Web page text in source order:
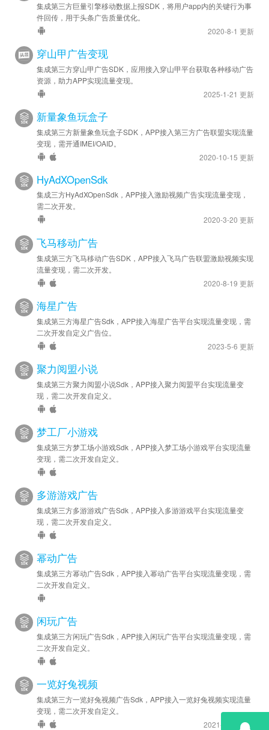
2024-10-14
安卓优化 - 已升级 SDK 至 v2.6.0
2024-09-18
安卓优化 - 已升级 SDK 至 v2.4.0
2024-07-23
安卓优化 - 已升级 SDK 至 v2.2.0
2024-07-10
苹果优化 - 已升级 SDK 至 v2.1.2
2024-05-20
安卓优化 - 已升级 SDK 至 v2.1.0
2024-05-11
安卓新增 - 增加横幅广告类型 banner 接口
2024-04-24
安卓优化 - 已升级 SDK 至 v2.0.2
2024-04-03
苹果新增 - 已接入 iOS 版 v3.5.0
2024-03-25
集成第三方巨量引擎移动数据上报SDK，将用户app内的关键行为事
件回传，用于头条广告质量优化。
2020-8-1 更新
穿山甲广告变现
集成第三方穿山甲广告SDK，应用接入穿山甲平台获取各种移动广告
资源，助力APP实现流量变现。
2025-1-21 更新
新量象鱼玩盒子
集成第三方新量象鱼玩盒子SDK，APP接入第三方广告联盟实现流量
变现，需开通IMEI/OAID。
2020-10-15 更新
HyAdXOpenSdk
集成三方HyAdXOpenSdk，APP接入激励视频广告实现流量变现，
需二次开发。
2020-3-20 更新
飞马移动广告
集成第三方飞马移动广告SDK，APP接入飞马广告联盟激励视频实现
流量变现，需二次开发。
2020-8-19 更新
海星广告
集成第三方海星广告Sdk，APP接入海星广告平台实现流量变现，需
二次开发自定义广告位。
2023-5-6 更新
聚力阅盟小说
集成第三方聚力阅盟小说Sdk，APP接入聚力阅盟平台实现流量变
现，需二次开发自定义。
梦工厂小游戏
集成第三方梦工场小游戏Sdk，APP接入梦工场小游戏平台实现流量
变现，需二次开发自定义。
多游游戏广告
集成第三方多游游戏广告Sdk，APP接入多游游戏平台实现流量变
现，需二次开发自定义。
幂动广告
集成第三方幂动广告Sdk，APP接入幂动广告平台实现流量变现，需
二次开发自定义。
闲玩广告
集成第三方闲玩广告Sdk，APP接入闲玩广告平台实现流量变现，需
二次开发自定义。
一览好兔视频
集成第三方一览好兔视频广告Sdk，APP接入一览好兔视频实现流量
变现，需二次开发自定义。
2021-10-7 更新